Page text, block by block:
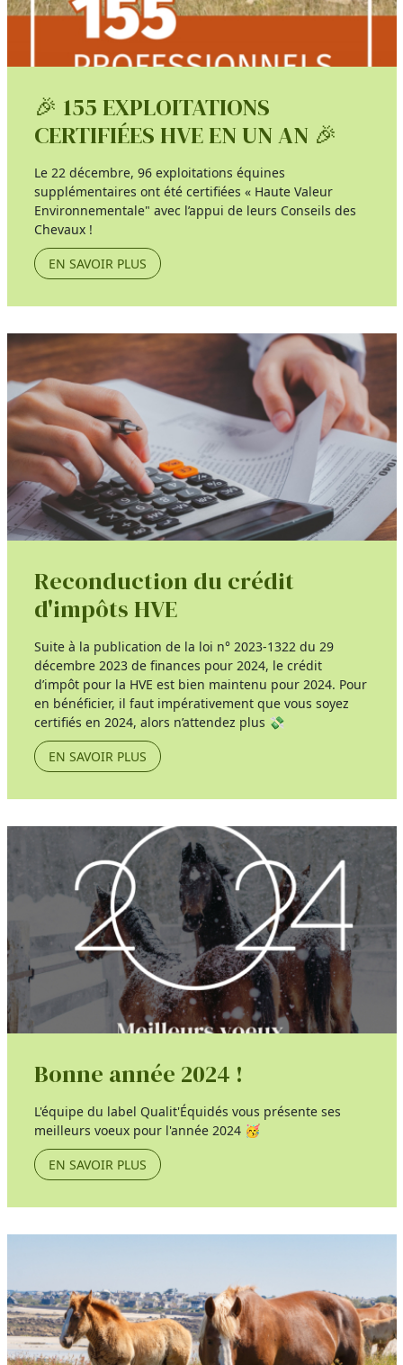
🎉 155 EXPLOITATIONS
CERTIFIÉES HVE EN UN AN 🎉
Le 22 décembre, 96 exploitations équines
supplémentaires ont été certifiées « Haute Valeur
Environnementale" avec l’appui de leurs Conseils des
Chevaux !
EN SAVOIR PLUS
Reconduction du crédit
d'impôts HVE
Suite à la publication de la loi n° 2023-1322 du 29
décembre 2023 de finances pour 2024, le crédit
d’impôt pour la HVE est bien maintenu pour 2024. Pour
en bénéficier, il faut impérativement que vous soyez
certifiés en 2024, alors n’attendez plus 💸
EN SAVOIR PLUS
Bonne année 2024 !
L'équipe du label Qualit'Équidés vous présente ses
meilleurs voeux pour l'année 2024 🥳
EN SAVOIR PLUS